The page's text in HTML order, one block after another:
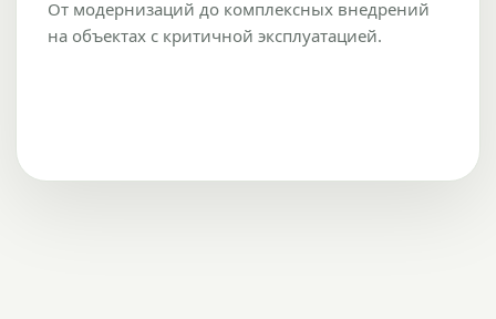
От модернизаций до комплексных внедрений
на объектах с критичной эксплуатацией.